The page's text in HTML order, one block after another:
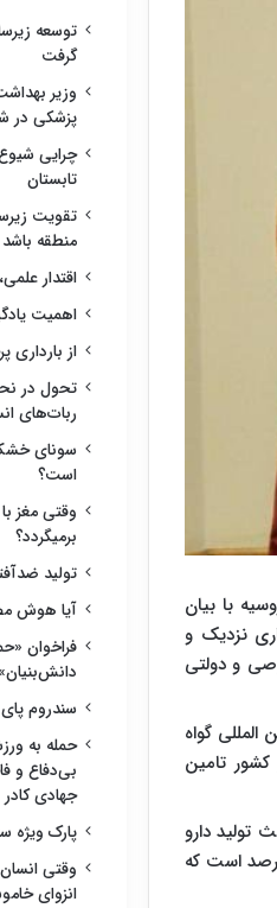
در روسیه با بیان
نزدیک و
و دولتی
گواه
تامین
تولید دارو
نزدیک به ۹۶ درصد نیاز دارویی را در داخل تولید می کنیم؛ اما میزان دلاری تولیدات ۷۰ درصد است که
گرفت
وزیر
پزشکی در
چرایی
تابستان
تقویت
منطقه باشد
اقتدار
اهمیت
از بارداری
تحول در
ربات‌های
سونای خشک
است؟
وقتی مغز
برمیگردد؟
تولید
آیا هوش
فراخوان
سندروم
حمله به
بی‌دفاع و
جهادی
پارک ویژه
وقتی
انزوای